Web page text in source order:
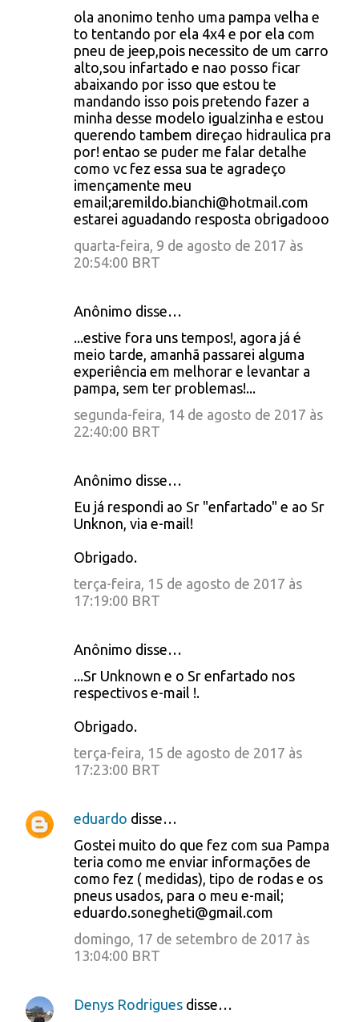
ola anonimo tenho uma pampa velha e
to tentando por ela 4x4 e por ela com
pneu de jeep,pois necessito de um carro
alto,sou infartado e nao posso ficar
abaixando por isso que estou te
mandando isso pois pretendo fazer a
minha desse modelo igualzinha e estou
querendo tambem direçao hidraulica pra
por! entao se puder me falar detalhe
como vc fez essa sua te agradeço
imençamente meu
email;aremildo.bianchi@hotmail.com
estarei aguadando resposta obrigadooo
quarta-feira, 9 de agosto de 2017 às
20:54:00 BRT
Anônimo disse…
...estive fora uns tempos!, agora já é
meio tarde, amanhã passarei alguma
experiência em melhorar e levantar a
pampa, sem ter problemas!...
segunda-feira, 14 de agosto de 2017 às
22:40:00 BRT
Anônimo disse…
Eu já respondi ao Sr "enfartado" e ao Sr
Unknon, via e-mail!
Obrigado.
terça-feira, 15 de agosto de 2017 às
17:19:00 BRT
Anônimo disse…
...Sr Unknown e o Sr enfartado nos
respectivos e-mail !.
Obrigado.
terça-feira, 15 de agosto de 2017 às
17:23:00 BRT
eduardo disse…
Gostei muito do que fez com sua Pampa
teria como me enviar informações de
como fez ( medidas), tipo de rodas e os
pneus usados, para o meu e-mail;
eduardo.sonegheti@gmail.com
domingo, 17 de setembro de 2017 às
13:04:00 BRT
Denys Rodrigues disse…